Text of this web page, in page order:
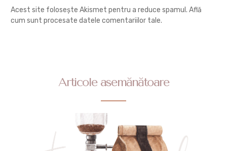
Acest site folosește Akismet pentru a reduce spamul. Află
cum sunt procesate datele comentariilor tale.
Articole asemănătoare